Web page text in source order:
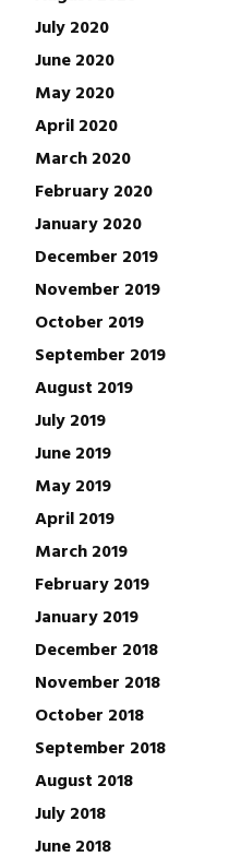
July 2020
June 2020
May 2020
April 2020
March 2020
February 2020
January 2020
December 2019
November 2019
October 2019
September 2019
August 2019
July 2019
June 2019
May 2019
April 2019
March 2019
February 2019
January 2019
December 2018
November 2018
October 2018
September 2018
August 2018
July 2018
June 2018